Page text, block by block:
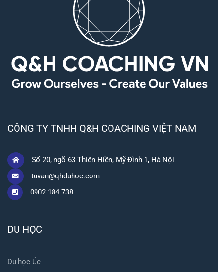
CÔNG TY TNHH Q&H COACHING VIỆT NAM
Số 20, ngõ 63 Thiên Hiền, Mỹ Đình 1, Hà Nội
tuvan@qhduhoc.com
0902 184 738
DU HỌC
Du học Úc